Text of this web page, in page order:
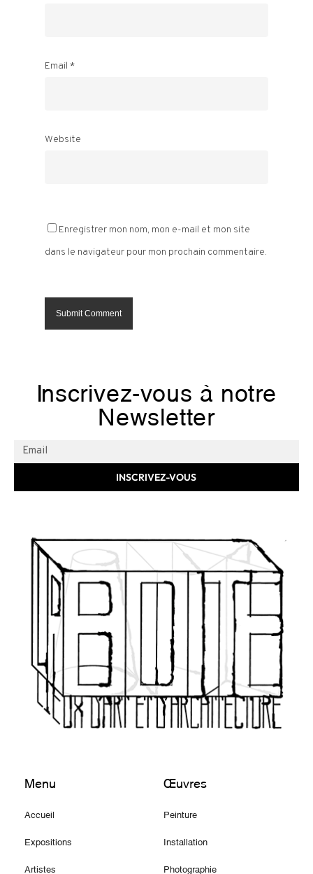
Email *
Website
Enregistrer mon nom, mon e-mail et mon site
dans le navigateur pour mon prochain commentaire.
Inscrivez-vous à notre
Newsletter
INSCRIVEZ-VOUS
Menu
Accueil
Expositions
Artistes
Œuvres
Peinture
Installation
Photographie